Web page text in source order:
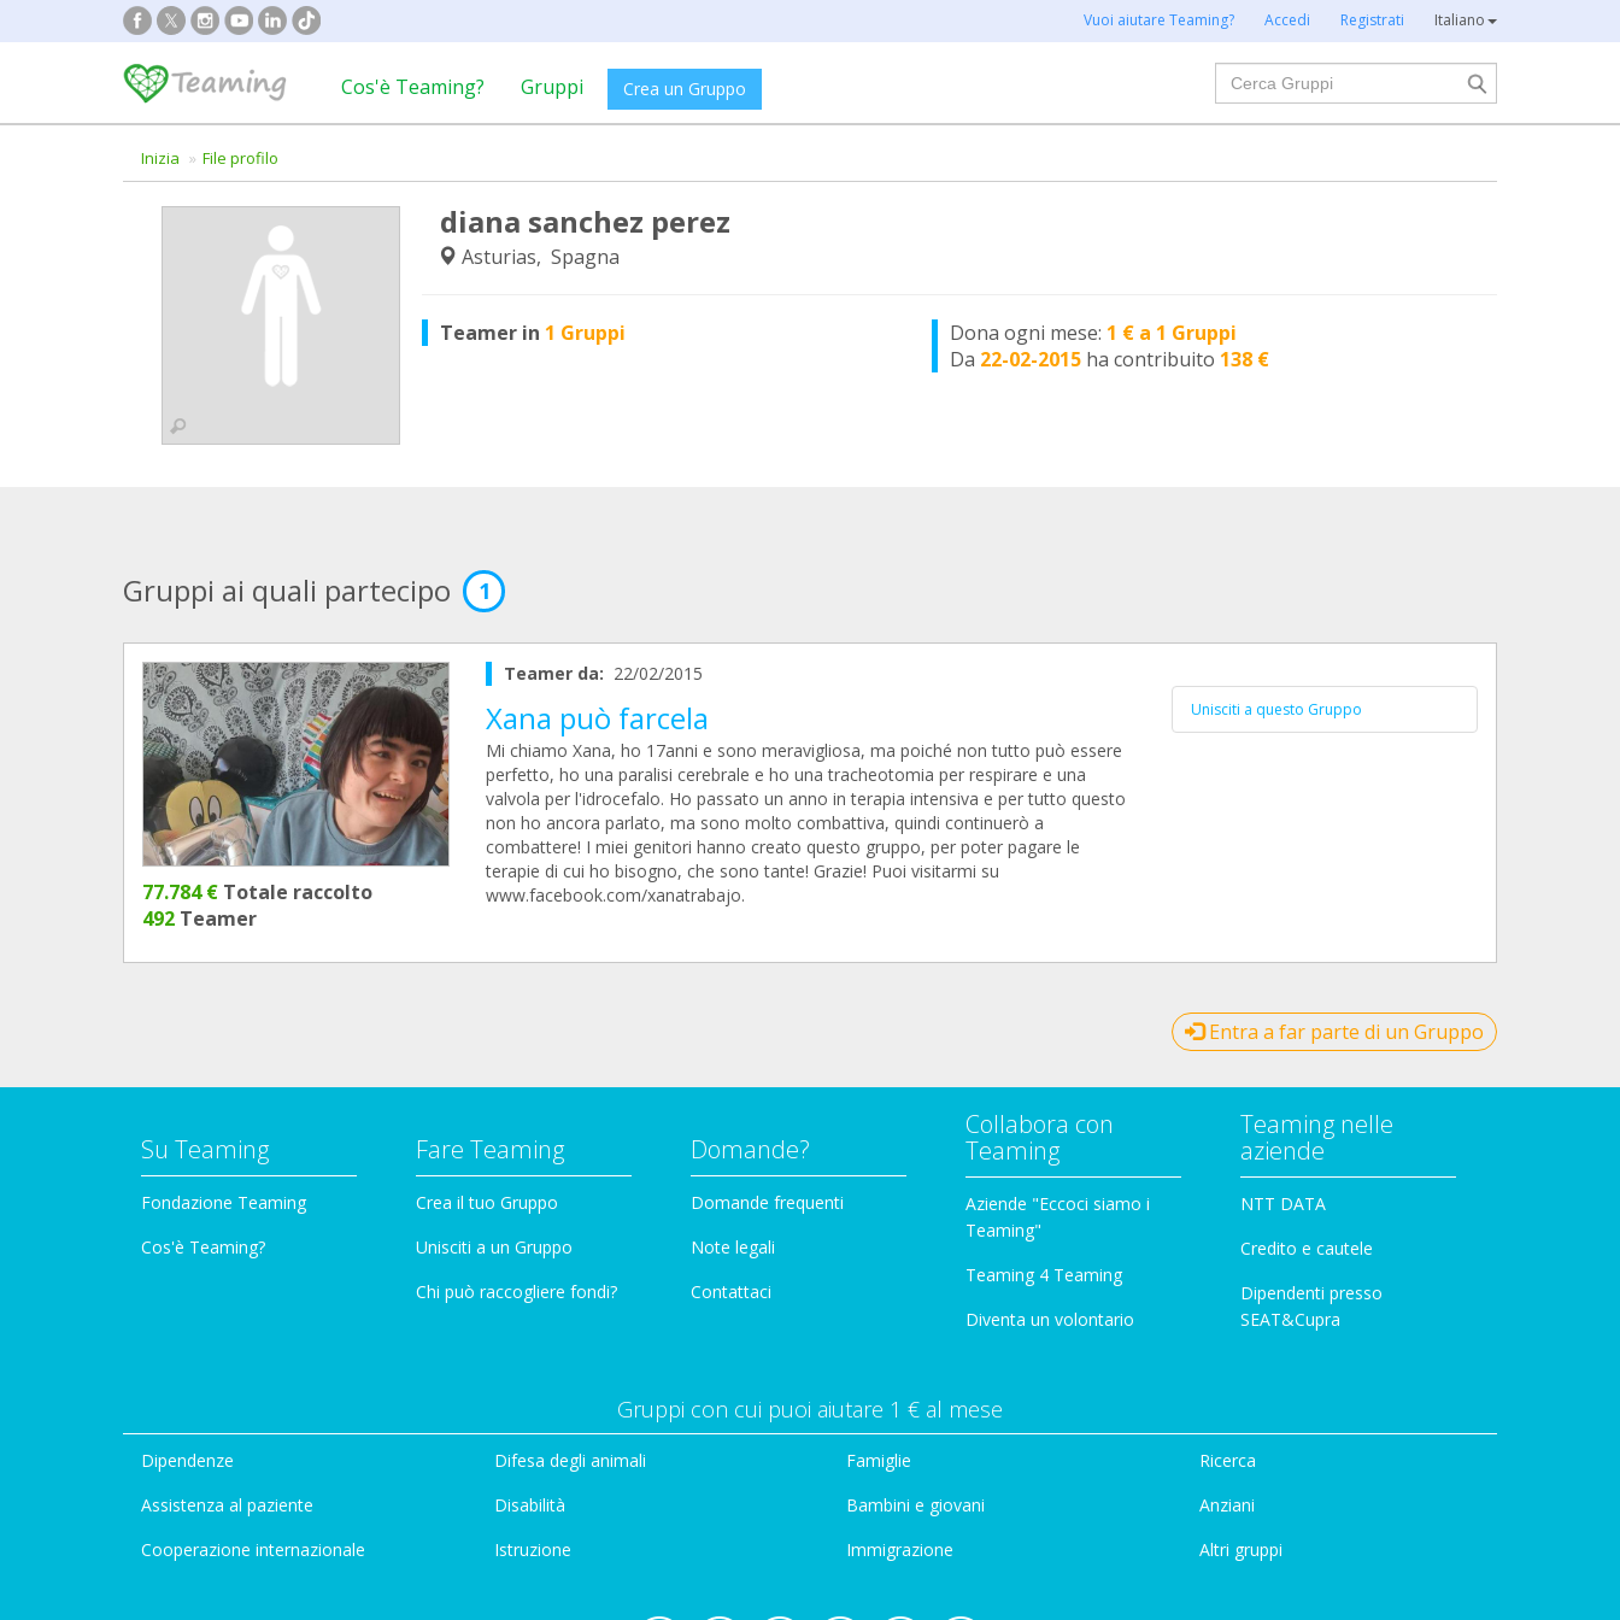
Vuoi aiutare Teaming? Accedi Registrati Italiano
Cos'è Teaming? Gruppi Crea un Gruppo
Cerca
Inizia File profilo
diana sanchez perez
Asturias, Spagna
Teamer in 1 Gruppi Dona ogni mese: 1 € a 1 Gruppi
Da 22-02-2015 ha contribuito 138 €
Gruppi ai quali partecipo 1
77.784 € Totale raccolto
492 Teamer
Teamer da: 22/02/2015
Xana può farcela
Mi chiamo Xana, ho 17anni e sono meravigliosa, ma poiché non tutto può essere
perfetto, ho una paralisi cerebrale e ho una tracheotomia per respirare e una
valvola per l'idrocefalo. Ho passato un anno in terapia intensiva e per tutto questo
non ho ancora parlato, ma sono molto combattiva, quindi continuerò a
combattere! I miei genitori hanno creato questo gruppo, per poter pagare le
terapie di cui ho bisogno, che sono tante! Grazie! Puoi visitarmi su
www.facebook.com/xanatrabajo.
Unisciti a questo Gruppo
Entra a far parte di un Gruppo
Su Teaming
Fondazione Teaming
Cos'è Teaming?
Fare Teaming
Crea il tuo Gruppo
Unisciti a un Gruppo
Chi può raccogliere fondi?
Domande?
Domande frequenti
Note legali
Contattaci
Collabora con
Teaming
Aziende "Eccoci siamo i
Teaming"
Teaming 4 Teaming
Diventa un volontario
Teaming nelle
aziende
NTT DATA
Credito e cautele
Dipendenti presso
SEAT&Cupra
Gruppi con cui puoi aiutare 1 € al mese
Dipendenze
Assistenza al paziente
Cooperazione internazionale
Difesa degli animali
Disabilità
Istruzione
Famiglie
Bambini e giovani
Immigrazione
Ricerca
Anziani
Altri gruppi